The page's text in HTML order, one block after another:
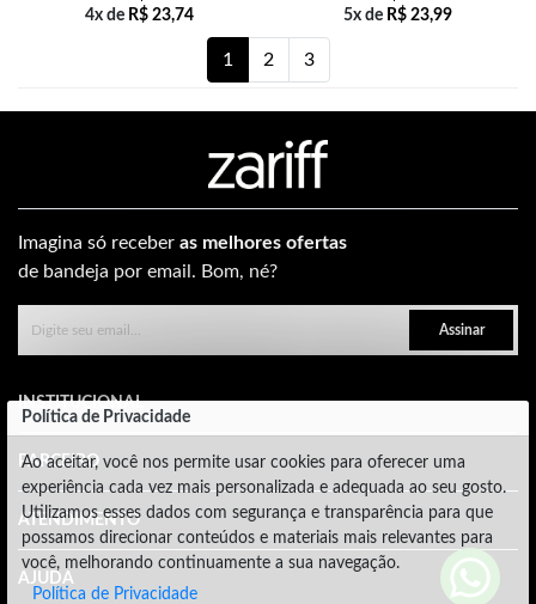
Política de Privacidade
Ao aceitar, você nos permite usar cookies para oferecer uma
experiência cada vez mais personalizada e adequada ao seu gosto.
Utilizamos esses dados com segurança e transparência para que
possamos direcionar conteúdos e materiais mais relevantes para
você, melhorando continuamente a sua navegação.
Política de Privacidade
4x de R$23,74 5x de R$23,99
1 2 3
Imagina só receber as melhores ofertas
de bandeja por email. Bom, né?
Assinar
INSTITUCIONAL
PARCEIRO
ATENDIMENTO
AJUDA